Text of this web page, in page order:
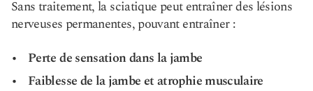
Sans traitement, la sciatique peut entraîner des lésions
nerveuses permanentes, pouvant entraîner :
Perte de sensation dans la jambe
Faiblesse de la jambe et atrophie musculaire